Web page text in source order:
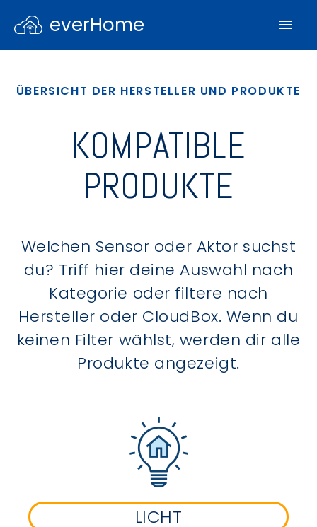
everHome
ÜBERSICHT DER HERSTELLER UND PRODUKTE
KOMPATIBLE
PRODUKTE
Welchen Sensor oder Aktor suchst
du? Triff hier deine Auswahl nach
Kategorie oder filtere nach
Hersteller oder CloudBox. Wenn du
keinen Filter wählst, werden dir alle
Produkte angezeigt.
LICHT